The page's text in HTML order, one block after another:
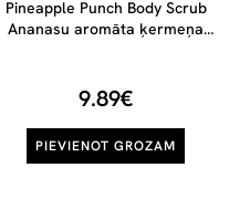
Pineapple Punch Body Scrub
Ananasu aromāta ķermeņa
9.89€
PIEVIENOT GROZAM